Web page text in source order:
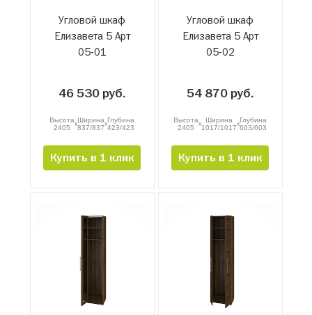
Угловой шкаф
Елизавета 5 Арт
05-01
46 530 руб.
Высота
2405
xШирина
837/837xГлубина
423/423
Купить в 1 клик
Угловой шкаф
Елизавета 5 Арт
05-02
54 870 руб.
Высота
2405
x
Ширина
1017/1017xГлубина
603/603
Купить в 1 клик